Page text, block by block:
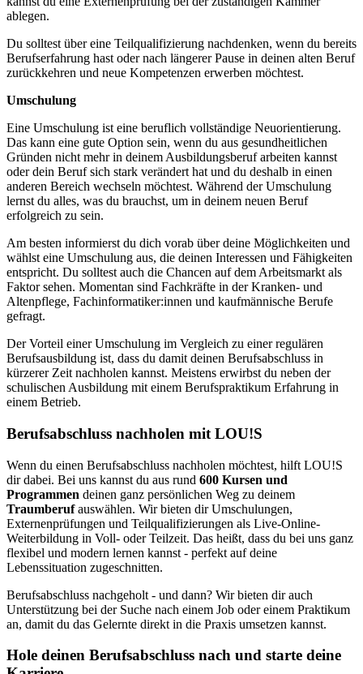
ablegen.
Du solltest über eine Teilqualifizierung nachdenken, wenn du bereits
Berufserfahrung hast oder nach längerer Pause in deinen alten Beruf
zurückkehren und neue Kompetenzen erwerben möchtest.
Umschulung
Eine Umschulung ist eine beruflich vollständige Neuorientierung.
Das kann eine gute Option sein, wenn du aus gesundheitlichen
Gründen nicht mehr in deinem Ausbildungsberuf arbeiten kannst
oder dein Beruf sich stark verändert hat und du deshalb in einen
anderen Bereich wechseln möchtest. Während der Umschulung
lernst du alles, was du brauchst, um in deinem neuen Beruf
erfolgreich zu sein.
Am besten informierst du dich vorab über deine Möglichkeiten und
wählst eine Umschulung aus, die deinen Interessen und Fähigkeiten
entspricht. Du solltest auch die Chancen auf dem Arbeitsmarkt als
Faktor sehen. Momentan sind Fachkräfte in der Kranken- und
Altenpflege, Fachinformatiker:innen und kaufmännische Berufe
gefragt.
Der Vorteil einer Umschulung im Vergleich zu einer regulären
Berufsausbildung ist, dass du damit deinen Berufsabschluss in
kürzerer Zeit nachholen kannst. Meistens erwirbst du neben der
schulischen Ausbildung mit einem Berufspraktikum Erfahrung in
einem Betrieb.
Berufsabschluss nachholen mit LOU!S
Wenn du einen Berufsabschluss nachholen möchtest, hilft LOU!S
dir dabei. Bei uns kannst du aus rund 600 Kursen und
Programmen deinen ganz persönlichen Weg zu deinem
Traumberufauswählen. Wir bieten dir Umschulungen,
Externenprüfungen und Teilqualifizierungen als Live-Online-
Weiterbildung in Voll- oder Teilzeit. Das heißt, dass du bei uns ganz
flexibel und modern lernen kannst - perfekt auf deine
Lebenssituation zugeschnitten.
Berufsabschluss nachgeholt - und dann? Wir bieten dir auch
Unterstützung bei der Suche nach einem Job oder einem Praktikum
an, damit du das Gelernte direkt in die Praxis umsetzen kannst.
Hole deinen Berufsabschluss nach und starte deine